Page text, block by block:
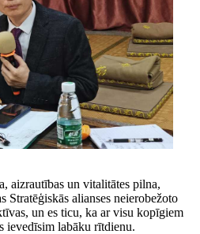
aizrautības un vitalitātes pilna,
Stratēģiskās alianses neierobežoto
un es ticu, ka ar visu kopīgiem
ievedīsim labāku rītdienu.